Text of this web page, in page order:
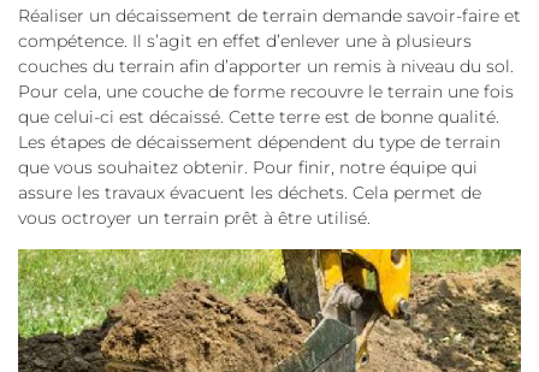
Réaliser un décaissement de terrain demande savoir-faire et
compétence. Il s’agit en effet d’enlever une à plusieurs
couches du terrain afin d’apporter un remis à niveau du sol.
Pour cela, une couche de forme recouvre le terrain une fois
que celui-ci est décaissé. Cette terre est de bonne qualité.
Les étapes de décaissement dépendent du type de terrain
que vous souhaitez obtenir. Pour finir, notre équipe qui
assure les travaux évacuent les déchets. Cela permet de
vous octroyer un terrain prêt à être utilisé.